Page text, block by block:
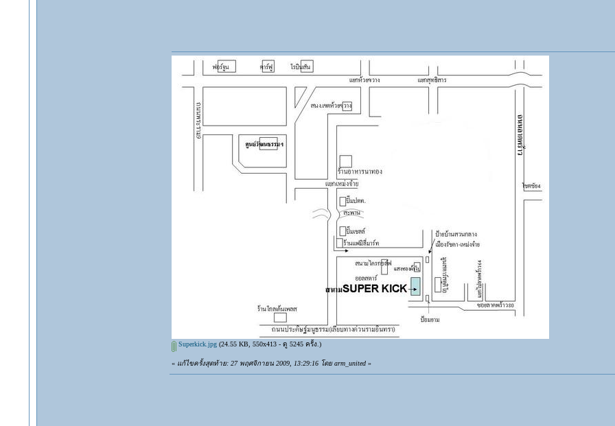
Superkick.jpg(24.55 KB, 550x413 - ดู 5245 ครั้ง.)
« แก้ไขครั้งสุดท้าย: 27 พฤศจิกายน 2009, 13:29:16 โดย arm_united»